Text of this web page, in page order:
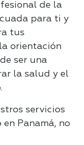
de la
para ti y
tus
orientación
ser una
la salud y el
servicios
Panamá, no